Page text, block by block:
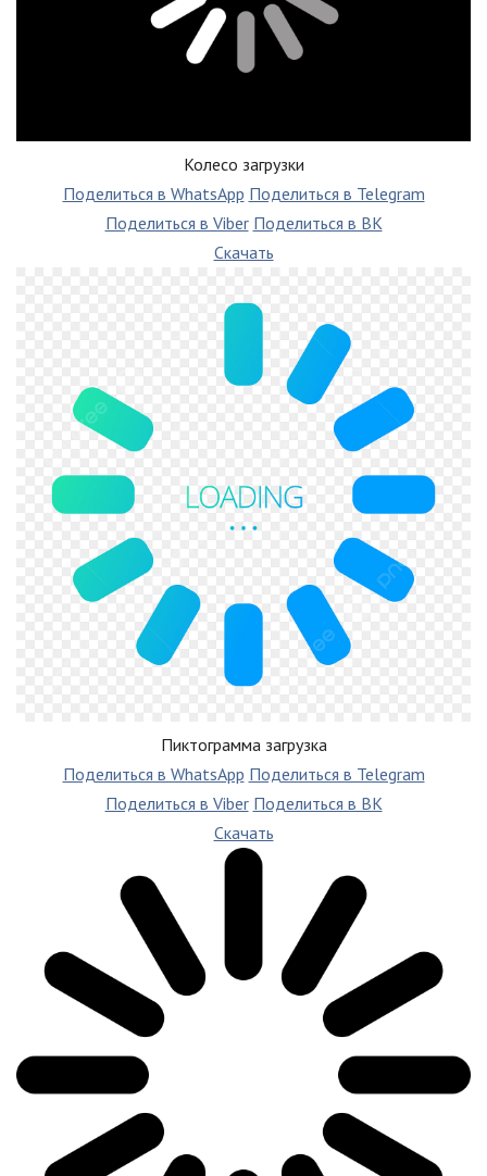
Колесо загрузки
Поделиться в WhatsApp Поделиться в Telegram
Поделиться в Viber Поделиться в ВК
Скачать
Пиктограмма загрузка
Поделиться в WhatsApp Поделиться в Telegram
Поделиться в Viber Поделиться в ВК
Скачать